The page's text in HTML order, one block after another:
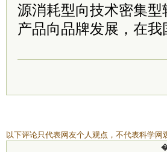
源消耗型向技术密集
产品向品牌发展，在
以下评论只代表网友个人观点，不代表科学网